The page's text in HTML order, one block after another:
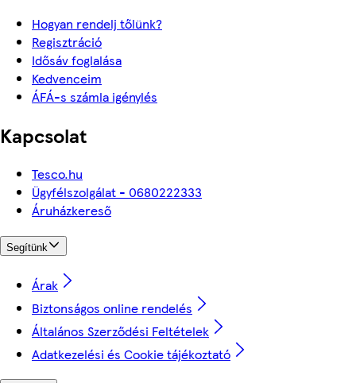
Hogyan rendelj tőlünk?
Regisztráció
Idősáv foglalása
Kedvenceim
ÁFÁ-s számla igénylés
Kapcsolat
Tesco.hu
Ügyfélszolgálat - 0680222333
Áruházkereső
Segítünk
Árak
Biztonságos online rendelés
Általános Szerződési Feltételek
Adatkezelési és Cookie tájékoztató